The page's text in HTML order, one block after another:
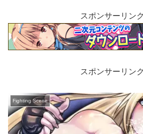
スポンサーリンク
スポンサーリンク
Fighting Scene